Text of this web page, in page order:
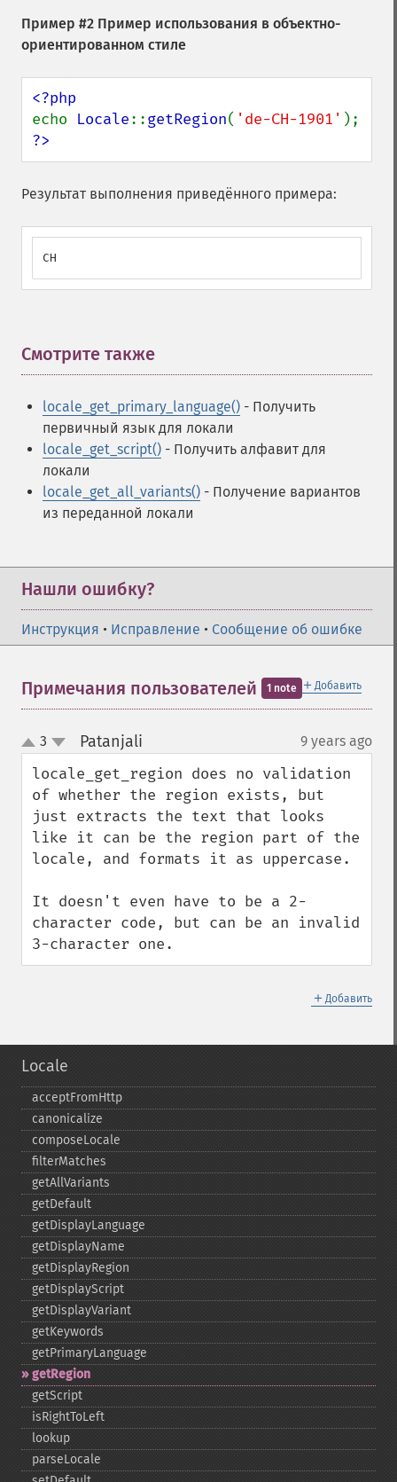
Пример #2 Пример использования в объектно-
ориентированном стиле
echo Locale::getRegion( 'de-CH-1901'
?>
Результат выполнения приведённого примера:
CH
Смотрите также
locale_get_primary_language() - Получить
первичный язык для локали
locale_get_script() - Получить алфавит для
локали
locale_get_all_variants() - Получение вариантов
из переданной локали
Нашли ошибку?
Инструкция • Исправление • Сообщение об ошибке
＋ Добавить
Примечания пользователей 1 note
up
down
3 Patanjali 9 years ago
locale_get_region does no validation
of whether the region exists, but
just extracts the text that looks
like it can be the region part of the
locale, and formats it as uppercase.
It doesn't even have to be a 2-
character code, but can be an invalid
3-character one.
＋ Добавить
Locale
acceptFromHttp
canonicalize
composeLocale
filterMatches
getAllVariants
getDefault
getDisplayLanguage
getDisplayName
getDisplayRegion
getDisplayScript
getDisplayVariant
getKeywords
getPrimaryLanguage
getRegion
getScript
isRightToLeft
lookup
parseLocale